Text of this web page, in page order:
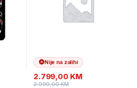
Nije na zalihi
2.799,00 KM
2.999,00KM